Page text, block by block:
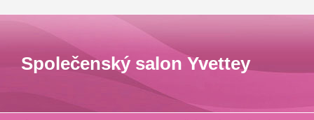
Společenský salon Yvettey